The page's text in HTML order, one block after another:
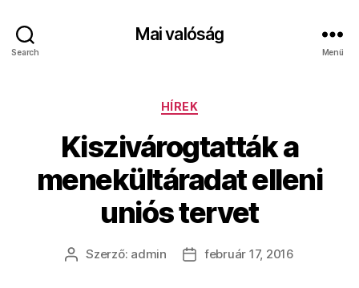
Search
Mai valóság
Menü
Kategóriák
HÍREK
Kiszivárogtatták a
menekültáradat elleni
uniós tervet
Bejegyzés
Szerző: admin
Bejegyzés
február 17, 2016